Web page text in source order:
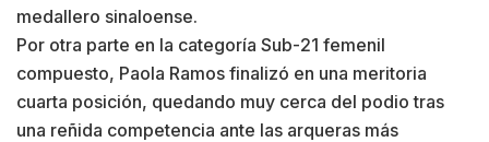
medallero sinaloense.
Por otra parte en la categoría Sub-21 femenil
compuesto, Paola Ramos finalizó en una meritoria
cuarta posición, quedando muy cerca del podio tras
una reñida competencia ante las arqueras más